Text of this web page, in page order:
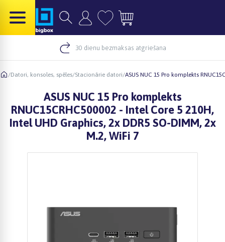
30 dienu bezmaksas atgriešana
/Datori, konsoles, spēles/Stacionārie datori/ASUS NUC 15 Pro komplekts
ASUS NUC 15 Pro komplekts
RNUC15CRHC500002 - Intel Core 5 210H,
Intel UHD Graphics, 2x DDR5 SO-DIMM, 2x
M.2, WiFi 7